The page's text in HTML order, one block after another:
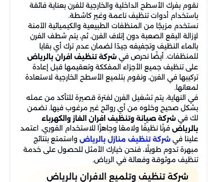
نقوم بفرك الأسطح الداخلية والخارجية للفرن بعناية فائقة
باستخدام أدوات تنظيف ناعمة وغير كاشطة.
نستخدم مزيجًا من المنظفات الطبيعية والكيميائية الآمنة
لإزالة البقع الصعبة دون إتلاف الفرن. ثم، يتم شطف الفرن
بالماء النظيف وتجفيفه جيدًا لضمان عدم ترك أي بقايا
للمنظفات. أيضًا نحرص في شركة تنظيف افران بالرياض
على تنظيف جميع الأجزاء المفككة وتعقيمها قبل إعادة
تركيبها في الفرن، ونقوم بتلميع الأسطح الخارجية لاستعادة
لمعانها.
في النهاية، يتم تشغيل الفرن لفترة قصيرة للتأكد من عمله
بشكل صحيح وخلوه من أي روائح غير مرغوب فيها. نضمن
لك في شركة صيانة وتنظيف افران الغاز والكهرباء
بالرياض فرنًا نظيفًا ولامعًا وجاهزًا للاستخدام الفوري. اعتمد
علينا في شركة تنظيف منازل بالرياض واستمتع بنتائج
مبهرة تدوم طويلًا، فنحن خيارك الأمثل للحصول على خدمة
تنظيف موثوقة وفعالة في الرياض.
شركة تنظيف وتلميع الافران بالرياض